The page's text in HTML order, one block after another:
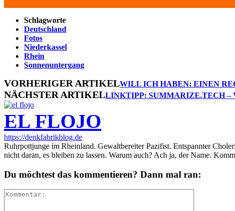
Schlagworte
Deutschland
Fotos
Niederkassel
Rhein
Sonnenuntergang
VORHERIGER ARTIKELWILL ICH HABEN: EINEN
NÄCHSTER ARTIKELLINKTIPP: SUMMARIZE.TECH –
EL FLOJO
https://denkfabrikblog.de
Ruhrpottjunge im Rheinland. Gewaltbereiter Pazifist. Entspannter
nicht daran, es bleiben zu lassen. Warum auch? Ach ja, der Name.
Du möchtest das kommentieren? Dann mal ran: